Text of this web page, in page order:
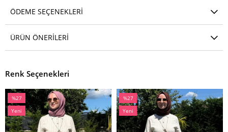
ÖDEME SEÇENEKLERI
ÜRÜN ÖNERILERI
Renk Seçenekleri
%27
İndirim
%27İndirim
Yeni
Ürün
%27
İndirim
%27İndirim
Yeni
Ürün